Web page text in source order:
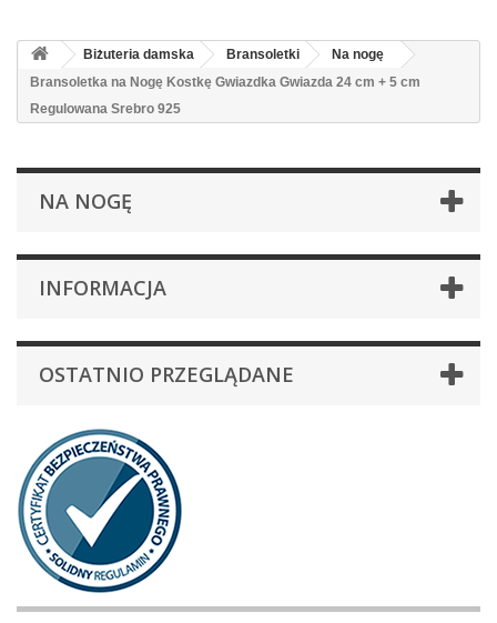
Biżuteria damska Bransoletki
Na nogę
Bransoletka na Nogę Kostkę Gwiazdka Gwiazda 24 cm + 5 cm
Regulowana Srebro 925
NA NOGĘ
INFORMACJA
OSTATNIO PRZEGLĄDANE